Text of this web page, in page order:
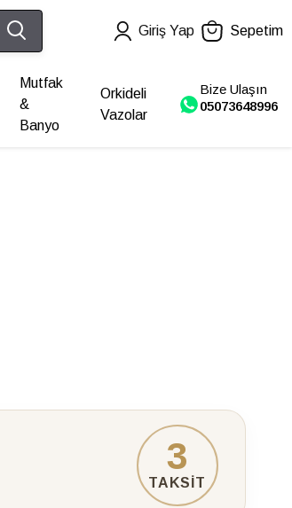
Giriş Yap Sepetim
Mutfak
&
Banyo
Orkideli
Vazolar
Bize Ulaşın
05073648996
3
TAKSİT